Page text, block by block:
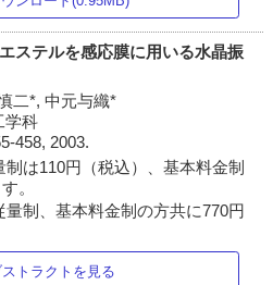
ステルを感応膜に用いる水晶振
二*, 中元与織*
学科
458, 2003.
は110円（税込）、基本料金制
。
制、基本料金制の方共に770円
トラクトを見る